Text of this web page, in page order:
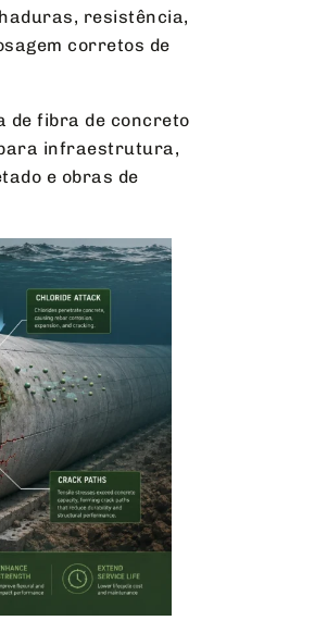
resistência,
corretos de
de fibra de concreto
infraestrutura,
e obras de